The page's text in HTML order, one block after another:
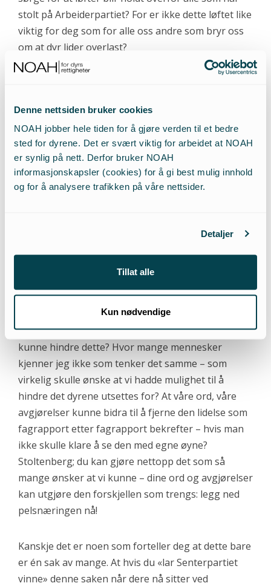
Denne nettsiden bruker cookies
NOAH jobber hele tiden for å gjøre verden til et bedre
sted for dyrene. Det er svært viktig for arbeidet at NOAH
er synlig på nett. Derfor bruker NOAH
informasjonskapsler (cookies) for å gi best mulig innhold
og for å analysere trafikken på våre nettsider.
Detaljer
Tillat alle
Kun nødvendige
stolt på Arbeiderpartiet? For er ikke dette løftet like
viktig for deg som for alle oss andre som bryr oss
om at dyr lider overlast?
dyrene derimot, teller bare handling. For dem er
hver time i nettingburet en time liv de heller kunne
vært foruten. Like vel er ikke døden en befrielse,
men bare en skremmende og smertefull
bekreftelse på at de aldri var trygge, at de gjorde
kan hindre at nye millioner dyr hvert år kjenner den
dyrene er så like våre egne, men at vi likevel drøyer
så lenge med å prøve å hindre dem?
Hvor mange ganger har jeg ikke ønsket at jeg
kunne hindre dette? Hvor mange mennesker
kjenner jeg ikke som tenker det samme – som
virkelig skulle ønske at vi hadde mulighet til å
hindre det dyrene utsettes for? At våre ord, våre
avgjørelser kunne bidra til å fjerne den lidelse som
fagrapport etter fagrapport bekrefter – hvis man
ikke skulle klare å se den med egne øyne?
Stoltenberg; du kan gjøre nettopp det som så
mange ønsker at vi kunne – dine ord og avgjørelser
kan utgjøre den forskjellen som trengs: legg ned
pelsnæringen nå!
Kanskje det er noen som forteller deg at dette bare
er én sak av mange. At hvis du «lar Senterpartiet
vinne» denne saken når dere nå sitter ved